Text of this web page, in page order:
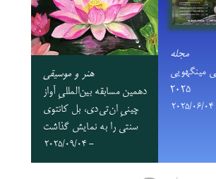
مجله
مینگهویی
۲۰۲۵
-
هنر و موسیقی
دهمین مسابقه بین‌المللیِ آواز
چینیِ ان‌تی‌دی، بل کانتوی
سنتی را به نمایش گذاشت
- 2025/09/04